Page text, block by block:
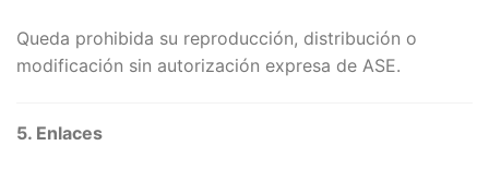
Queda prohibida su reproducción, distribución o
modificación sin autorización expresa de ASE.
5. Enlaces